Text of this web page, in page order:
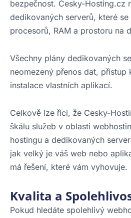
bezpečnost. Cesky-Hosting.cz
dedikovaných serverů, které se
procesorů, RAM a prostoru na
Všechny plány dedikovaných
neomezený přenos dat, přístup
instalace vlastních aplikací.
Celkově lze říci, že Cesky-
škálu služeb v oblasti
hostingu a dedikovaných
jak velký je váš web nebo
má řešení, které vám vyhovuje.
Kvalita a
Pokud hledáte spolehlivý